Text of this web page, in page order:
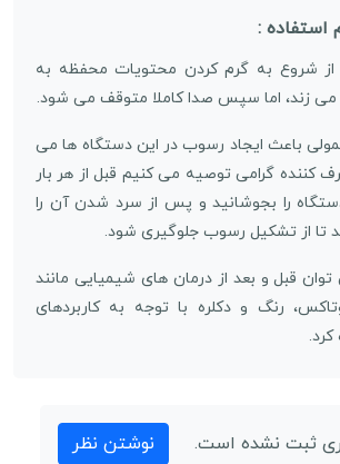
استفاده :
شروع به گرم کردن محتویات محفظه به
باعث ایجاد رسوب در این دستگاه ها می
کننده گرامی توصیه می کنیم قبل از هر بار
را بجوشانید و پس از سرد شدن آن را
تا از تشکیل رسوب جلوگیری شود.
قبل و بعد از درمان های شیمیایی مانند
بوتاکس، رنگ و دکلره با توجه به کاربردهای
ثبت نشده است. نوشتن نظر